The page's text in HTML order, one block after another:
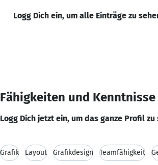
Logg Dich ein, um alle Einträge zu
Fähigkeiten und Kenntnisse
Logg Dich jetzt ein, um das ganze Profil zu
Grafik Layout Grafikdesign Teamfähigkeit